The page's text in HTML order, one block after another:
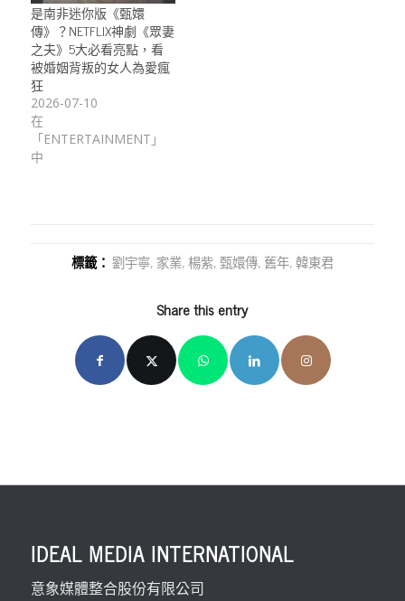
是南非迷你版《甄嬛
傳》？NETFLIX神劇《眾妻
之夫》5大必看亮點，看
被婚姻背叛的女人為愛瘋
狂
2026-07-10
在
「ENTERTAINMENT」
中
標籤： 劉宇寧, 家業, 楊紫, 甄嬛傳, 舊年, 韓東君
Share this entry
IDEAL MEDIA INTERNATIONAL
意象媒體整合股份有限公司